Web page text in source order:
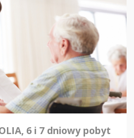
6 i 7 dniowy pobyt